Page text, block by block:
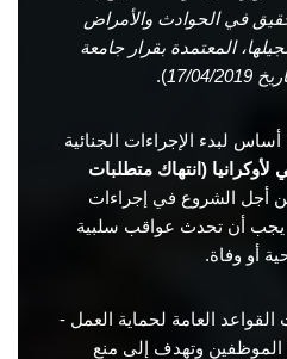
في الحوادث والأمراض
المعتمدة بقرار جامعة
).
لبدء الإجراءات الجنائية
لأوكرانيا (انتهاك متطلبات
أجل الشروع في إجراءات
يجب أن تحدث عواقب سلبية
أو وفاة.
القواعد العامة لحماية العمل -
وتهدف إلى منع